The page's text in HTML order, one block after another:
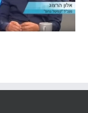
בראיון ל"לילה כלכלי" על
הטבת המע"מ החדשה